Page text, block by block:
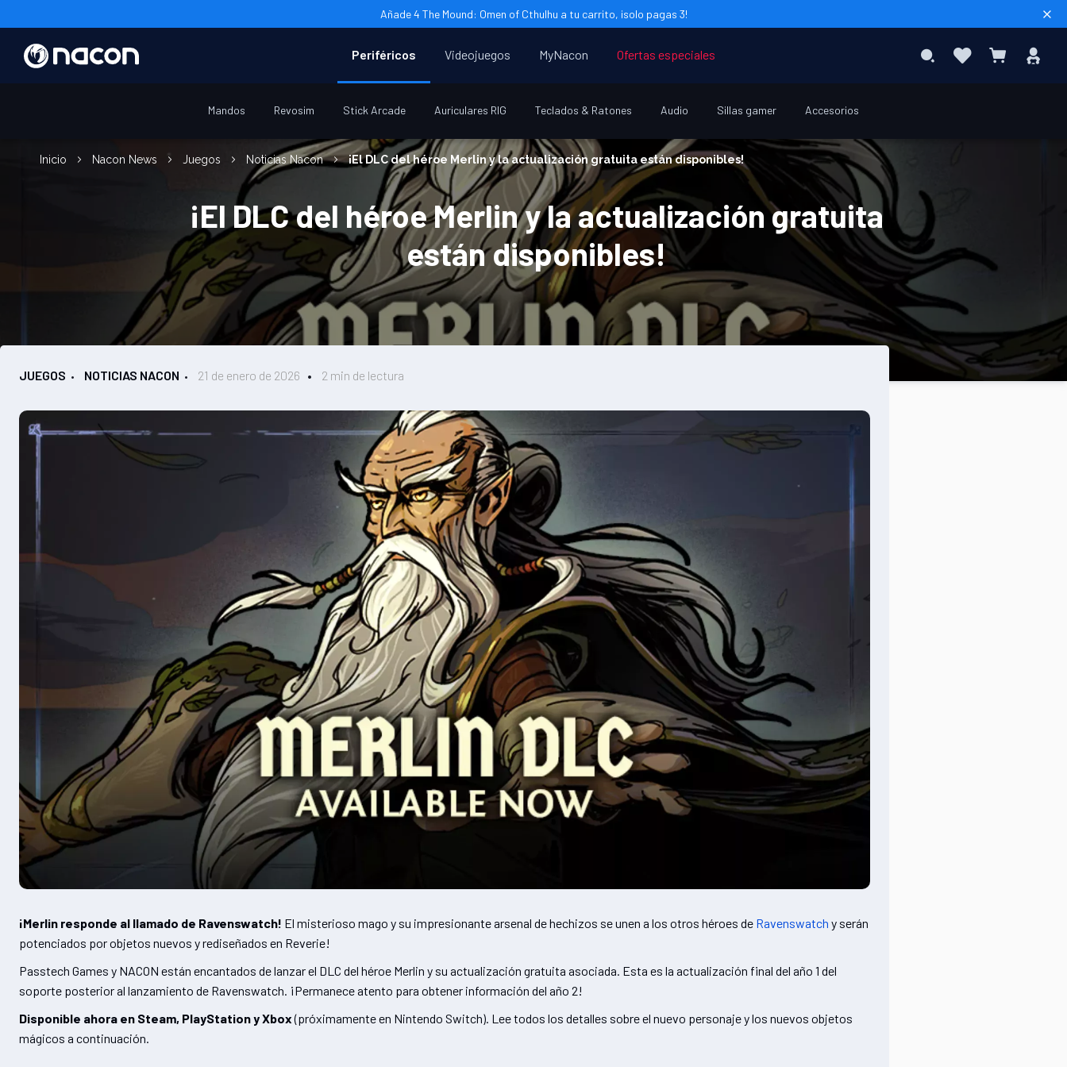
Añade 4 The Mound: Omen of Cthulhu a tu carrito, ¡solo pagas 3!
Periféricos
Mandos Revosim Stick Arcade Auriculares RIG Teclados & Ratones Audio Sillas gamer Accesorios
Videojuegos MyNacon Ofertas especiales SearchFavoritosMi cesta
Inicio Nacon News Juegos Noticias Nacon ¡El DLC del héroe Merlin y la actualización gratuita están disponibles!
¡El DLC del héroe Merlin y la actualización gratuita
están disponibles!
JUEGOS NOTICIAS NACON 21 de enero de 2026 2 min de lectura
¡Merlin responde al llamado de Ravenswatch! El misterioso mago y su impresionante arsenal de hechizos se unen a los otros héroes de Ravenswatch y serán
potenciados por objetos nuevos y rediseñados en Reverie!
Passtech Games y NACON están encantados de lanzar el DLC del héroe Merlin y su actualización gratuita asociada. Esta es la actualización final del año 1 del
soporte posterior al lanzamiento de Ravenswatch. ¡Permanece atento para obtener información del año 2!
Disponible ahora en Steam, PlayStation y Xbox(próximamente en Nintendo Switch). Lee todos los detalles sobre el nuevo personaje y los nuevos objetos
mágicos a continuación.